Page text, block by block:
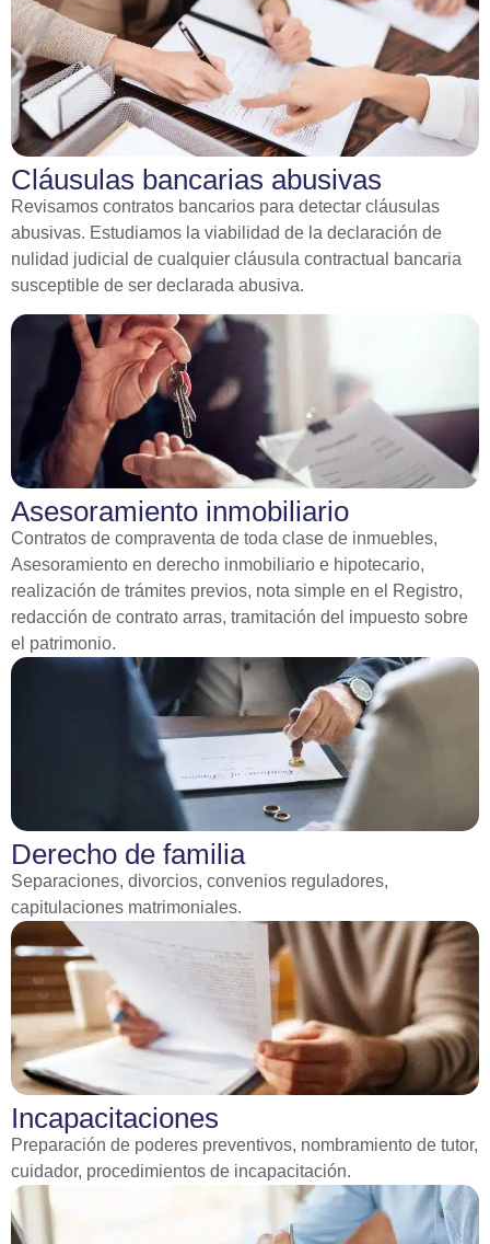
Cláusulas bancarias abusivas
Revisamos contratos bancarios para detectar cláusulas
abusivas. Estudiamos la viabilidad de la declaración de
nulidad judicial de cualquier cláusula contractual bancaria
susceptible de ser declarada abusiva.
Asesoramiento inmobiliario
Contratos de compraventa de toda clase de inmuebles,
Asesoramiento en derecho inmobiliario e hipotecario,
realización de trámites previos, nota simple en el Registro,
redacción de contrato arras, tramitación del impuesto sobre
el patrimonio.
Derecho de familia
Separaciones, divorcios, convenios reguladores,
capitulaciones matrimoniales.
Incapacitaciones
Preparación de poderes preventivos, nombramiento de tutor,
cuidador, procedimientos de incapacitación.